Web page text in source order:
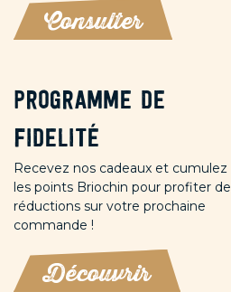
Consulter
Programme de
fidelité
Recevez nos cadeaux et cumulez
les points Briochin pour profiter de
réductions sur votre prochaine
commande !
Découvrir